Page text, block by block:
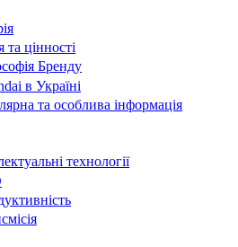
та цінності
Бренду
в Україні
та особлива інформація
технології